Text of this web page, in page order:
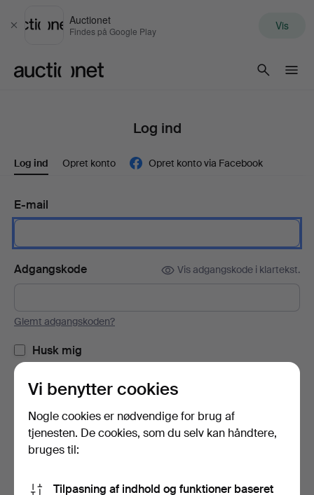
Luk
Auctionet
Findes på Google Play Vis
Log ind
Log ind Opret konto Opret konto via Facebook
E-mail
Adgangskode Vis adgangskode i klartekst.
Glemt adgangskoden?
Husk mig
Log ind
eller log ind via Facebook her
Vi benytter cookies
Nogle cookies er nødvendige for brug af
tjenesten. De cookies, som du selv kan håndtere,
bruges til:
Tilpasning af indhold og funktioner baseret